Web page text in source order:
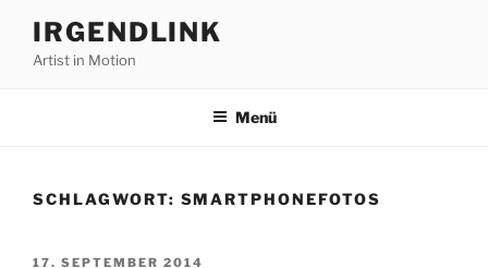
Inhalt
springen
IRGENDLINK
Artist in Motion
Menü
SCHLAGWORT: SMARTPHONEFOTOS
VERÖFFENTLICHT
17. SEPTEMBER 2014